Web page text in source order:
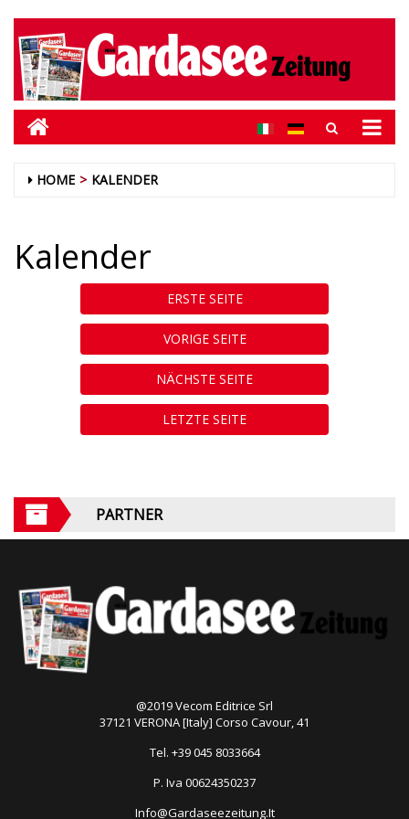
HOME KALENDER
Kalender
ERSTE SEITE
VORIGE SEITE
NÄCHSTE SEITE
LETZTE SEITE
PARTNER
@2019 Vecom Editrice Srl
37121 VERONA [Italy] Corso Cavour, 41
Tel. +39 045 8033664
P. Iva 00624350237
Info@Gardaseezeitung.It